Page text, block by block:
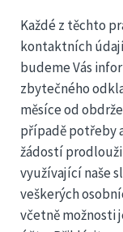
Každé z těchto
kontaktních
budeme Vás
zbytečného
měsíce od
případě potřeby
žádostí
využívající naše
veškerých
včetně možnosti